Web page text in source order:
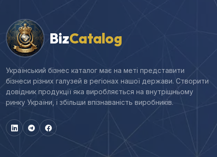
BizCatalog
Український бізнес каталог має на меті представити
бізнеси різних галузей в регіонах нашої держави. Створити
довідник продукції яка виробляється на внутрішньому
ринку України, і збільши впізнаваність виробників.